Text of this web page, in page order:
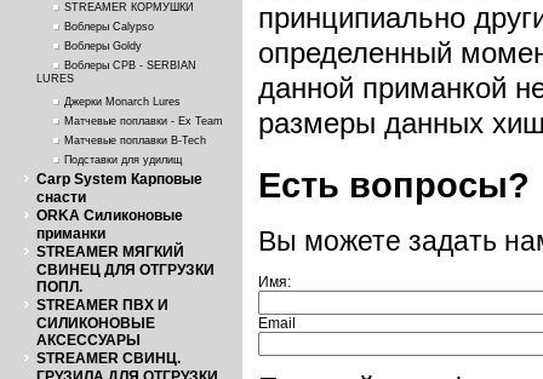
STREAMER КОРМУШКИ
Воблеры Calypso
Воблеры Goldy
Воблеры СРВ - SERBIAN
LURES
Джерки Monarch Lures
Матчевые поплавки - Ex Team
Матчевые поплавки B-Tech
Подставки для удилищ
Carp System Карповые
снасти
ORKA Силиконовые
приманки
STREAMER МЯГКИЙ
СВИНЕЦ ДЛЯ ОТГРУЗКИ
ПОПЛ.
STREAMER ПВХ И
СИЛИКОНОВЫЕ
АКСЕССУАРЫ
STREAMER СВИНЦ.
принципиально
определенный
данной приманкой
размеры данных
Есть вопросы?
Вы можете задать
Имя:
Email